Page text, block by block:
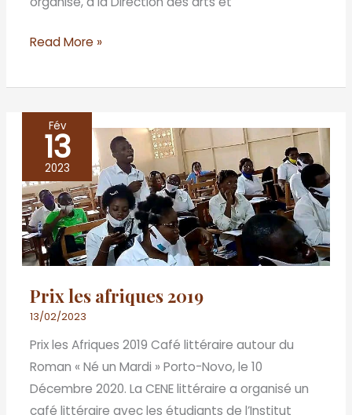
Read More »
Fév
13
2023
Prix les afriques 2019
13/02/2023
Prix les Afriques 2019 Café littéraire autour du
Roman « Né un Mardi » Porto-Novo, le 10
Décembre 2020. La CENE littéraire a organisé un
café littéraire avec les étudiants de l’Institut
les
afriques
2019